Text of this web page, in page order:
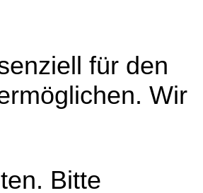
für den
Wir
Bitte